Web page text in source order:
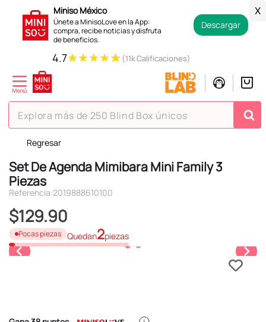
Miniso México
Únete a MinisoLove en la App:
compra, recibe noticias y disfruta
de beneficios.
Descargar
X
4.7★★★★★ (11k Calificaciones)
Explora más de 250 Blind Box únicos
Regresar
Set De Agenda Mimibara Mini Family 3
Piezas
Referencia:2019888610100
$129.90
Pocas piezas Quedan2piezas
TÉRMINOS MÁS BUSCADOS
1.
hello kitty
2.
spiderman
3
peluche
4.
osito cariñosito
5.
llaveros